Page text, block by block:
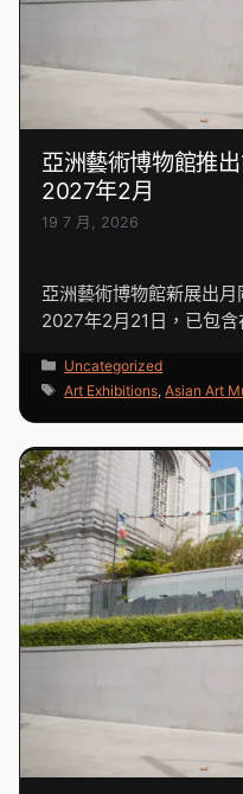
亞洲藝術博物館推
2027年2月
19 7 月, 2026
亞洲藝術博物館新展出
2027年2月21日，已包含
分
類
Uncategorized
標
Art Exhibitions,Asian Art